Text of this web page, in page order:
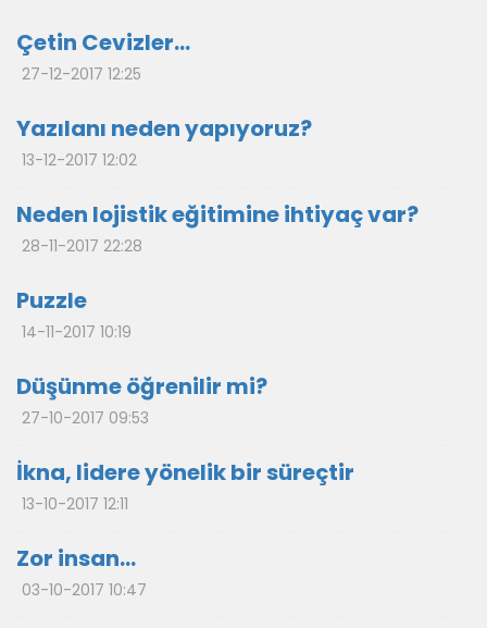
Çetin Cevizler…
27-12-2017 12:25
Yazılanı neden yapıyoruz?
13-12-2017 12:02
Neden lojistik eğitimine ihtiyaç var?
28-11-2017 22:28
Puzzle
14-11-2017 10:19
Düşünme öğrenilir mi?
27-10-2017 09:53
İkna, lidere yönelik bir süreçtir
13-10-2017 12:11
Zor insan…
03-10-2017 10:47